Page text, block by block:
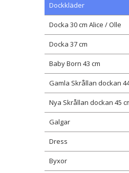
Dockkläder
Docka 30 cm Alice / Olle
Docka 37 cm
Baby Born 43 cm
Gamla Skrållan dockan
Nya Skrållan dockan 45
Galgar
Dress
Byxor